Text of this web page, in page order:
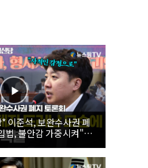
이준석, 보완수사권 폐
법, 불안감 가중시켜"｜
완수사권 폐지 토론회